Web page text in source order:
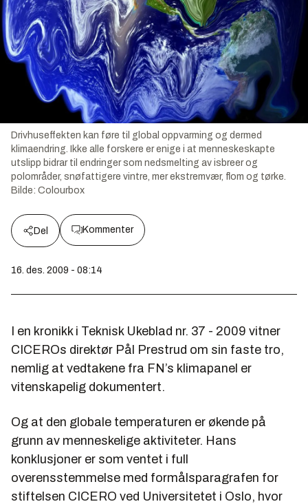
Drivhuseffekten kan føre til global oppvarming og dermed
klimaendring. Ikke alle forskere er enige i at menneskeskapte
utslipp bidrar til endringer som nedsmelting av isbreer og
polområder, snøfattigere vintre, mer ekstremvær, flom og tørke.
Bilde: Colourbox
Del Kommenter
16. des. 2009 - 08:14
I en kronikk i Teknisk Ukeblad nr. 37 - 2009 vitner
CICEROs direktør Pål Prestrud om sin faste tro,
nemlig at vedtakene fra FN’s klimapanel er
vitenskapelig dokumentert.
Og at den globale temperaturen er økende på
grunn av menneskelige aktiviteter. Hans
konklusjoner er som ventet i full
overensstemmelse med formålsparagrafen for
stiftelsen CICERO ved Universitetet i Oslo, hvor